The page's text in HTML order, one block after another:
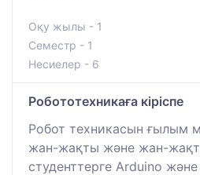
Оқу жылы - 1
Семестр - 1
Несиелер - 6
Робототехникаға кіріспе
Робот техникасын ғылым
жан-жақты және жан-
студенттерге Arduino